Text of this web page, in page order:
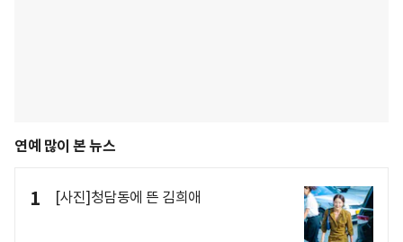
연예 많이 본 뉴스
1 [사진]청담동에 뜬 김희애